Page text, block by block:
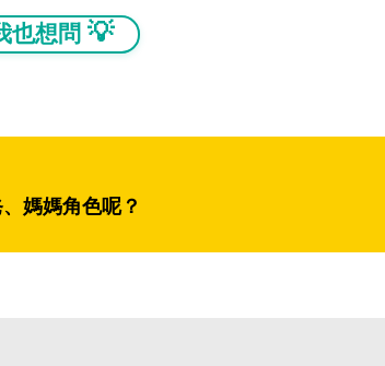
也想問 💡
媽媽角色呢？